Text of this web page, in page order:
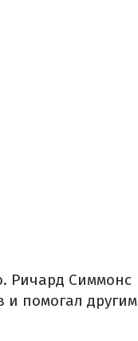
Ричард Симмонс
и помогал другим